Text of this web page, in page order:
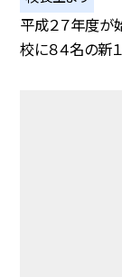
平成２７年度が
校に８４名の新